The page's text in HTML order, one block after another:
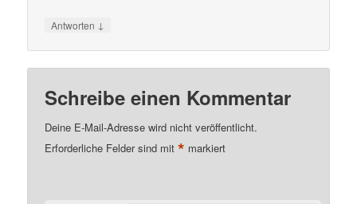
Antworten ↓
Schreibe einen Kommentar
Deine E-Mail-Adresse wird nicht veröffentlicht.
Erforderliche Felder sind mit* markiert